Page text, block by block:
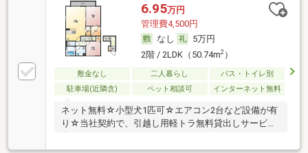
6.95万円
管理費4,500円
なし
5万円
2階 / 2LDK（50.74m2）
敷金なし 二人暮らし
バス・トイレ別
駐車場(近隣含)
ペット相談可 インターネット無料
ネット無料☆小型犬1匹可☆エアコン2台など設備が有
り☆当社契約で、引越し用軽トラ無料貸出しサービス